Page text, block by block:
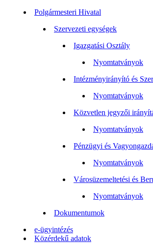
Polgármesteri Hivatal
Szervezeti egységek
Igazgatási Osztály
Nyomtatványok
Intézményirányító és
Nyomtatványok
Közvetlen jegyzői
Nyomtatványok
Pénzügyi és
Nyomtatványok
Városüzemeltetési és
Nyomtatványok
Dokumentumok
e-ügyintézés
Közérdekű adatok